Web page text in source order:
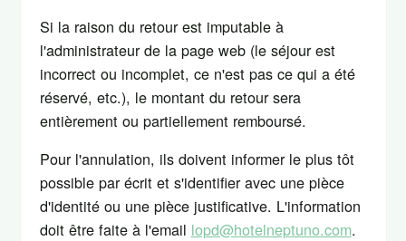
Si la raison du retour est imputable à
l'administrateur de la page web (le séjour est
incorrect ou incomplet, ce n'est pas ce qui a été
réservé, etc.), le montant du retour sera
entièrement ou partiellement remboursé.
Pour l'annulation, ils doivent informer le plus tôt
possible par écrit et s'identifier avec une pièce
d'identité ou une pièce justificative. L'information
doit être faite à l'email lopd@hotelneptuno.com.